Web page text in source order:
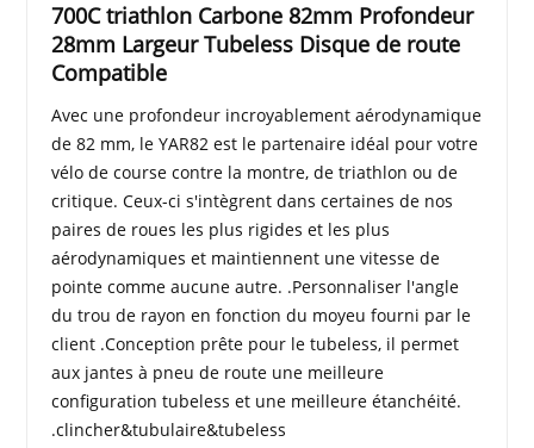
700C triathlon Carbone 82mm Profondeur
28mm Largeur Tubeless Disque de route
Compatible
Avec une profondeur incroyablement aérodynamique
de 82 mm, le YAR82 est le partenaire idéal pour votre
vélo de course contre la montre, de triathlon ou de
critique. Ceux-ci s'intègrent dans certaines de nos
paires de roues les plus rigides et les plus
aérodynamiques et maintiennent une vitesse de
pointe comme aucune autre. .Personnaliser l'angle
du trou de rayon en fonction du moyeu fourni par le
client .Conception prête pour le tubeless, il permet
aux jantes à pneu de route une meilleure
configuration tubeless et une meilleure étanchéité.
.clincher&tubulaire&tubeless